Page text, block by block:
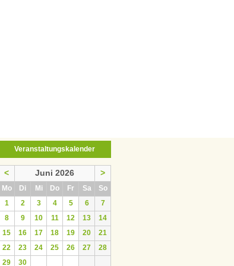
Veranstaltungskalender
< Juni 2026 >
Montag
Dienstag
Mittwoch
Donnerstag
Freitag
Samstag
Sonntag
1
2 3 4 5 6
7
8
9 10 11 12 13
14
15
16 17 18 19 20
21
22
23 24 25 26 27
28
29
30